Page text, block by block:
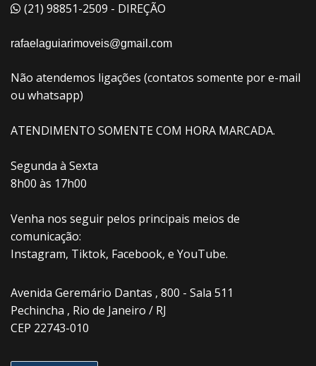
(21) 98851-2509 - DIREÇÃO
rafaelaguiarimoveis@gmail.com
Não atendemos ligações (contatos somente por e-mail
ou whatsapp)
ATENDIMENTO SOMENTE COM HORA MARCADA.
Segunda à Sexta
8h00 às 17h00
Venha nos seguir pelos principais meios de
comunicação:
Instagram, Tiktok, Facebook, e YouTube.
Avenida Geremário Dantas , 800 - Sala 511
Pechincha , Rio de Janeiro / RJ
CEP 22743-010